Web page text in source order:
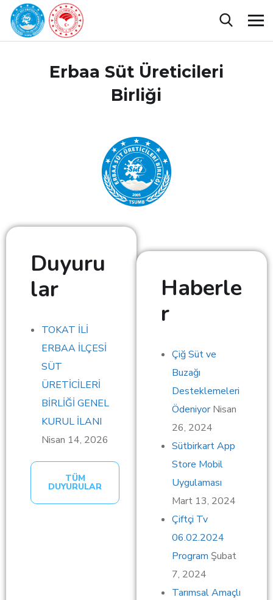
Erbaa Süt Üreticileri
Birliği
Duyuru
lar
TOKAT İLİ
ERBAA İLÇESİ
SÜT
ÜRETİCİLERİ
BİRLİĞİ GENEL
KURUL İLANI
Nisan 14, 2026
TÜM
DUYURULAR
Haberle
r
Çiğ Süt ve
Buzağı
Desteklemeleri
Ödeniyor Nisan
26, 2024
Sütbirkart App
Store Mobil
Uygulaması
Mart 13, 2024
Çiftçi Tv
06.02.2024
Program Şubat
7, 2024
Tarımsal Amaçlı